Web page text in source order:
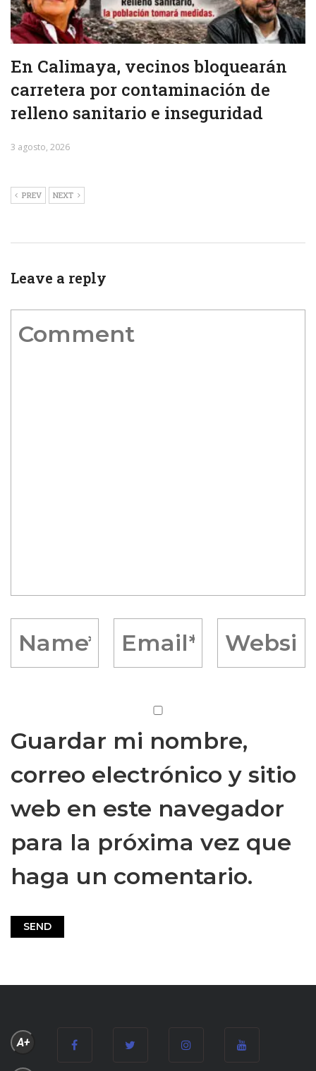
En Calimaya, vecinos bloquearán
carretera por contaminación de
relleno sanitario e inseguridad
3 agosto, 2026
PREV NEXT
Leave a reply
Guardar mi nombre,
correo electrónico y sitio
web en este navegador
para la próxima vez que
haga un comentario.
A+